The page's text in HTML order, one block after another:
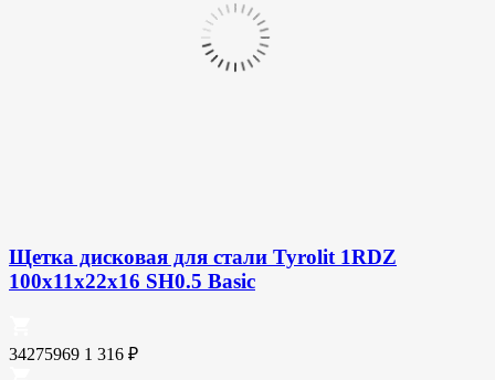
Щетка дисковая для стали Tyrolit 1RDZ
100х11х22х16 SH0.5 Basic
34275969 1 316 ₽